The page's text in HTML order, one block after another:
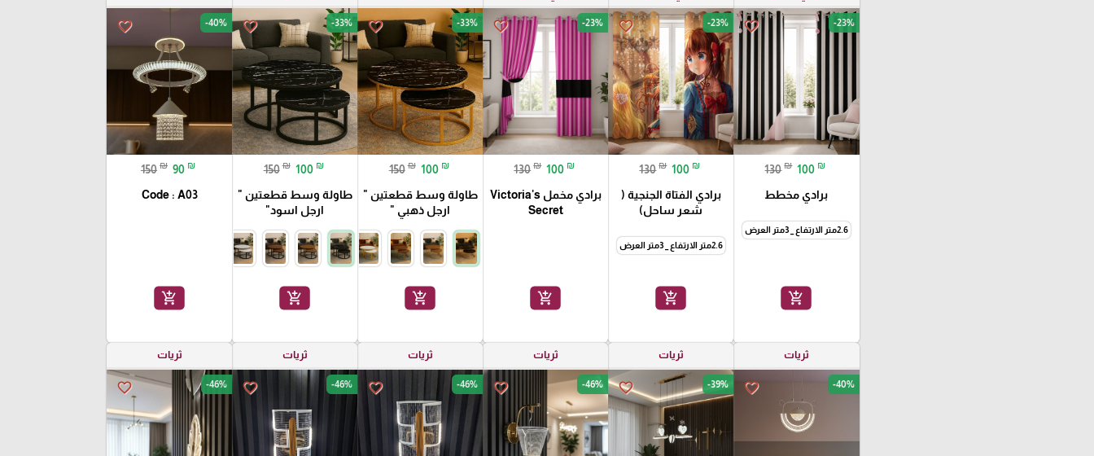
favorite_border -23%
130 ₪ 100 ₪
برادي مخطط
2.6متر الارتفاع _ 3متر العرض
add_shopping_cart
favorite_border -23%
130 ₪ 100 ₪
برادي الفتاة الجنجية (
شعر ساحل)
2.6متر الارتفاع _ 3متر العرض
add_shopping_cart
favorite_border -23%
130 ₪ 100 ₪
برادي مخمل Victoria's
Secret
add_shopping_cart
favorite_border -33%
150 ₪ 100 ₪
طاولة وسط قطعتين "
ارجل ذهبي "
add_shopping_cart
favorite_border -33%
150 ₪ 100 ₪
طاولة وسط قطعتين "
ارجل اسود"
add_shopping_cart
favorite_border -40%
150 ₪ 90 ₪
Code : A03
add_shopping_cart
ثريات
favorite_border -40%
ثريات
favorite_border -39%
ثريات
favorite_border -46%
ثريات
favorite_border -46%
ثريات
favorite_border -46%
ثريات
favorite_border -46%